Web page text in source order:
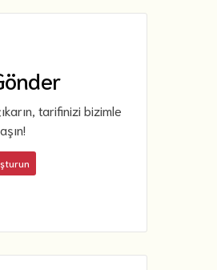
tarifinizi bizimle